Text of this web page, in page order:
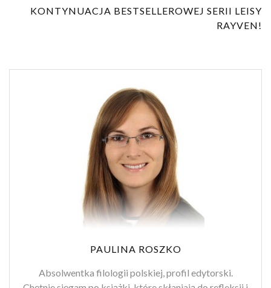
KONTYNUACJA BESTSELLEROWEJ SERII LEISY
RAYVEN!
PAULINA ROSZKO
Absolwentka filologii polskiej, profil edytorski.